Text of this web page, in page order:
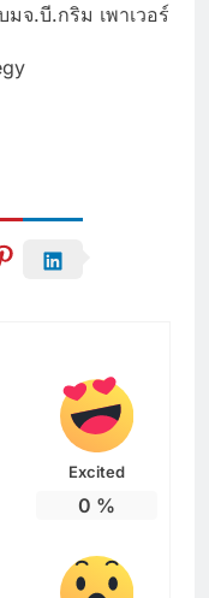
จ.บี.กริม เพาเวอร์
Excited
0 %